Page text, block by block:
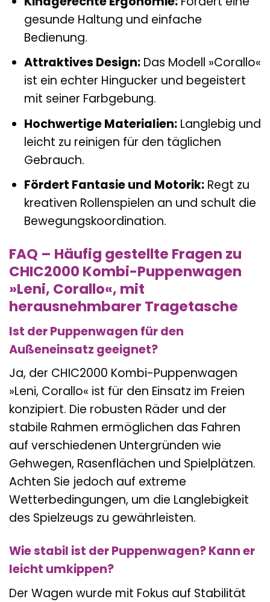
gesunde Haltung und einfache
Bedienung.
Attraktives Design:Das Modell »Corallo«
ist ein echter Hingucker und begeistert
mit seiner Farbgebung.
Hochwertige Materialien:Langlebig und
leicht zu reinigen für den täglichen
Gebrauch.
Fördert Fantasie und Motorik:Regt zu
kreativen Rollenspielen an und schult die
Bewegungskoordination.
FAQ – Häufig gestellte Fragen zu
CHIC2000 Kombi-Puppenwagen
»Leni, Corallo«, mit
herausnehmbarer Tragetasche
Ist der Puppenwagen für den
Außeneinsatz geeignet?
Ja, der CHIC2000 Kombi-Puppenwagen
»Leni, Corallo« ist für den Einsatz im Freien
konzipiert. Die robusten Räder und der
stabile Rahmen ermöglichen das Fahren
auf verschiedenen Untergründen wie
Gehwegen, Rasenflächen und Spielplätzen.
Achten Sie jedoch auf extreme
Wetterbedingungen, um die Langlebigkeit
des Spielzeugs zu gewährleisten.
Wie stabil ist der Puppenwagen? Kann er
leicht umkippen?
Der Wagen wurde mit Fokus auf Stabilität